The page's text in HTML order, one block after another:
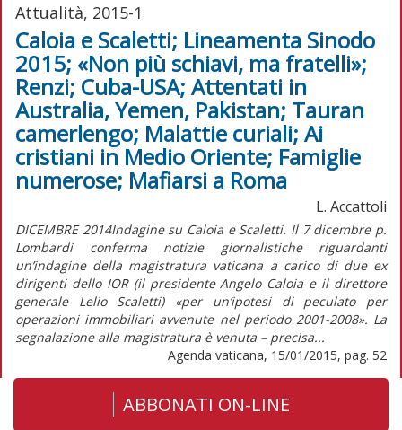
Attualità, 2015-1
Caloia e Scaletti; Lineamenta Sinodo
2015; «Non più schiavi, ma fratelli»;
Renzi; Cuba-USA; Attentati in
Australia, Yemen, Pakistan; Tauran
camerlengo; Malattie curiali; Ai
cristiani in Medio Oriente; Famiglie
numerose; Mafiarsi a Roma
L. Accattoli
DICEMBRE 2014Indagine su Caloia e Scaletti. Il 7 dicembre p.
Lombardi conferma notizie giornalistiche riguardanti
un’indagine della magistratura vaticana a carico di due ex
dirigenti dello IOR (il presidente Angelo Caloia e il direttore
generale Lelio Scaletti) «per un’ipotesi di peculato per
operazioni immobiliari avvenute nel periodo 2001-2008». La
segnalazione alla magistratura è venuta – precisa...
Agenda vaticana, 15/01/2015, pag. 52
ABBONATI ON-LINE